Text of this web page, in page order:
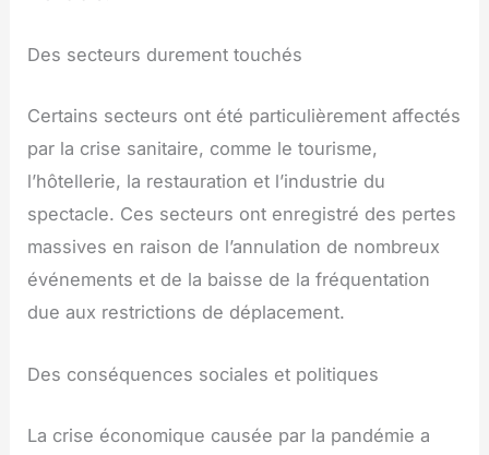
Des secteurs durement touchés
Certains secteurs ont été particulièrement affectés
par la crise sanitaire, comme le tourisme,
l’hôtellerie, la restauration et l’industrie du
spectacle. Ces secteurs ont enregistré des pertes
massives en raison de l’annulation de nombreux
événements et de la baisse de la fréquentation
due aux restrictions de déplacement.
Des conséquences sociales et politiques
La crise économique causée par la pandémie a